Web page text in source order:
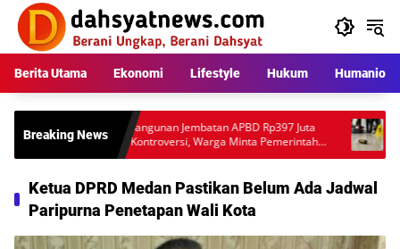
Langsung
konten
Berita Utama Ekonomi Lifestyle Hukum Humaniora
Breaking NewsPembangunan Jembatan APBD Rp397 Juta
Tuai Kontroversi, Warga Minta Pemerintah
Audit Teknis Proyek
Ketua DPRD Medan Pastikan Belum Ada Jadwal
Paripurna Penetapan Wali Kota